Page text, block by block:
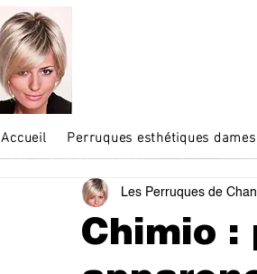
Accueil Perruques esthétiques
Chimio :
Les Perruques de